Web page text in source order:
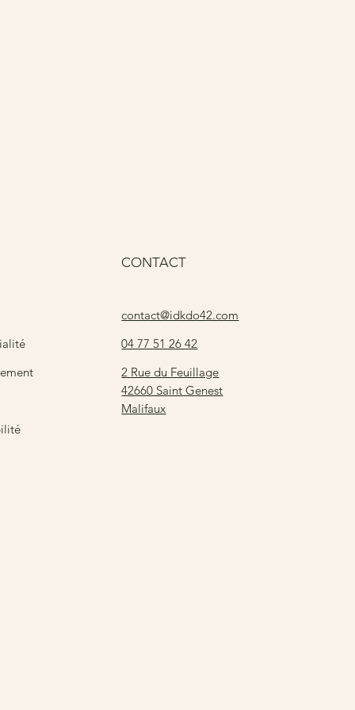
CONTACT
contact@idkdo42.com
04 77 51 26 42
2 Rue du Feuillage
42660 Saint Genest
Malifaux